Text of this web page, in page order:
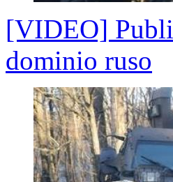
[VIDEO]
dominio ruso